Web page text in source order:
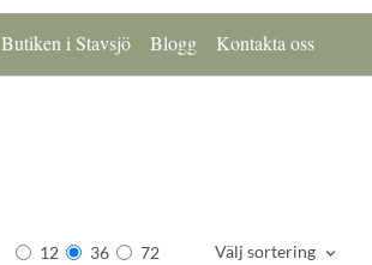
Butiken i Stavsjö Blogg Kontakta oss
12 36 72 Välj sortering